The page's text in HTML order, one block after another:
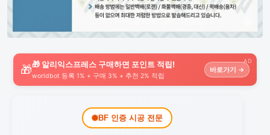
AD
🎁🎁 알리익스프레스 구매하면 포인트 적립!
worldbot 등록 1% + 구매 3% + 추천 2% 적립
바로가기 →
BF 인증 시공 전문